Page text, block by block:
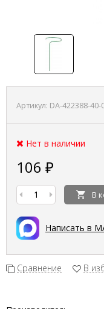
Артикул: DA-422388-40-
Нет в наличии
106 ₽
В
Написать в
Сравнение В